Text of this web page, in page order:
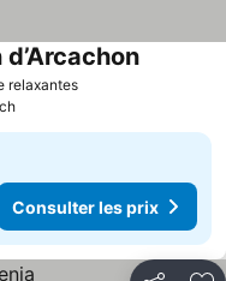
relaxantes
Consulter les prix